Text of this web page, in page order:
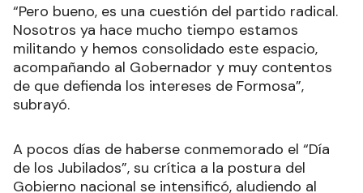
“Pero bueno, es una cuestión del partido radical.
Nosotros ya hace mucho tiempo estamos
militando y hemos consolidado este espacio,
acompañando al Gobernador y muy contentos
de que defienda los intereses de Formosa”,
subrayó.
A pocos días de haberse conmemorado el “Día
de los Jubilados”, su crítica a la postura del
Gobierno nacional se intensificó, aludiendo al